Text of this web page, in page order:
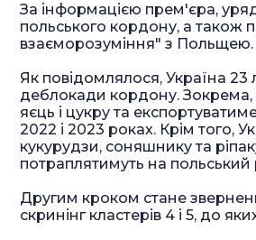
За інформацією прем'єра,
польського кордону, а також
взаєморозуміння" з Польщею.
Як повідомлялося, Україна 23
деблокади кордону.
яєць і цукру та
2022 і 2023 роках. Крім того,
кукурудзи, соняшнику та
потраплятимуть на польський
Другим кроком стане
скринінг кластерів 4 і 5, до